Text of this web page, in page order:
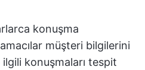
konuşma
müşteri bilgilerini
konuşmaları tespit